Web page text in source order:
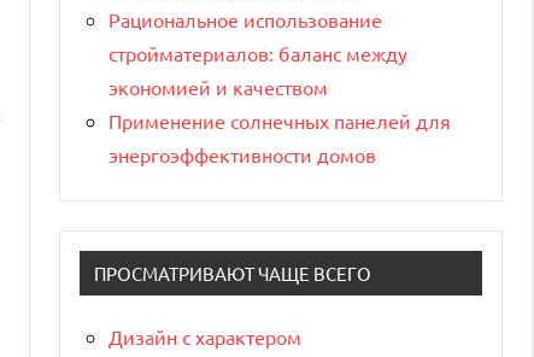
Рациональное использование
стройматериалов: баланс между
экономией и качеством
Применение солнечных панелей для
энергоэффективности домов
ПРОСМАТРИВАЮТ ЧАЩЕ ВСЕГО
Дизайн с характером